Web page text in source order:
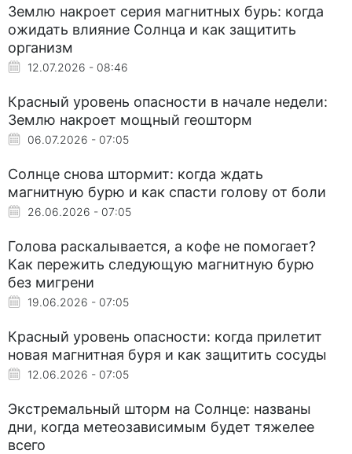
Землю накроет серия магнитных бурь: когда
ожидать влияние Солнца и как защитить
организм
12.07.2026 - 08:46
Красный уровень опасности в начале недели:
Землю накроет мощный геошторм
06.07.2026 - 07:05
Солнце снова штормит: когда ждать
магнитную бурю и как спасти голову от боли
26.06.2026 - 07:05
Голова раскалывается, а кофе не помогает?
Как пережить следующую магнитную бурю
без мигрени
19.06.2026 - 07:05
Красный уровень опасности: когда прилетит
новая магнитная буря и как защитить сосуды
12.06.2026 - 07:05
Экстремальный шторм на Солнце: названы
дни, когда метеозависимым будет тяжелее
всего